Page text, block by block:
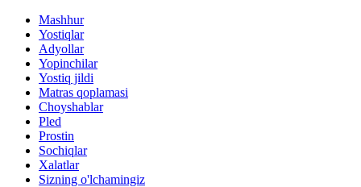
Mashhur
Yostiqlar
Adyollar
Yopinchilar
Yostiq jildi
Matras qoplamasi
Choyshablar
Pled
Prostin
Sochiqlar
Xalatlar
Sizning o'lchamingiz